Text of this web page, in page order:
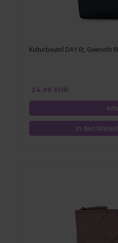
Kulturbeutel DAY Et, Gweneth
24,99 EUR